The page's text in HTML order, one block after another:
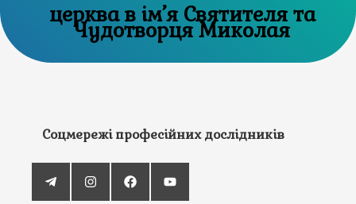
церква в ім’я Святителя та
Чудотворця Миколая
Соцмережі професійних дослідників